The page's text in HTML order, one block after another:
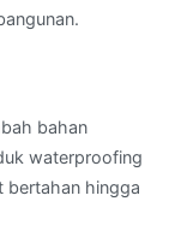
bahan
waterproofing
bertahan hingga